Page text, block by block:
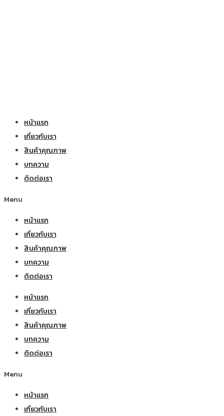
หน้าแรก
เกี่ยวกับเรา
สินค้าคุณภาพ
บทความ
ติดต่อเรา
Menu
หน้าแรก
เกี่ยวกับเรา
สินค้าคุณภาพ
บทความ
ติดต่อเรา
หน้าแรก
เกี่ยวกับเรา
สินค้าคุณภาพ
บทความ
ติดต่อเรา
Menu
หน้าแรก
เกี่ยวกับเรา